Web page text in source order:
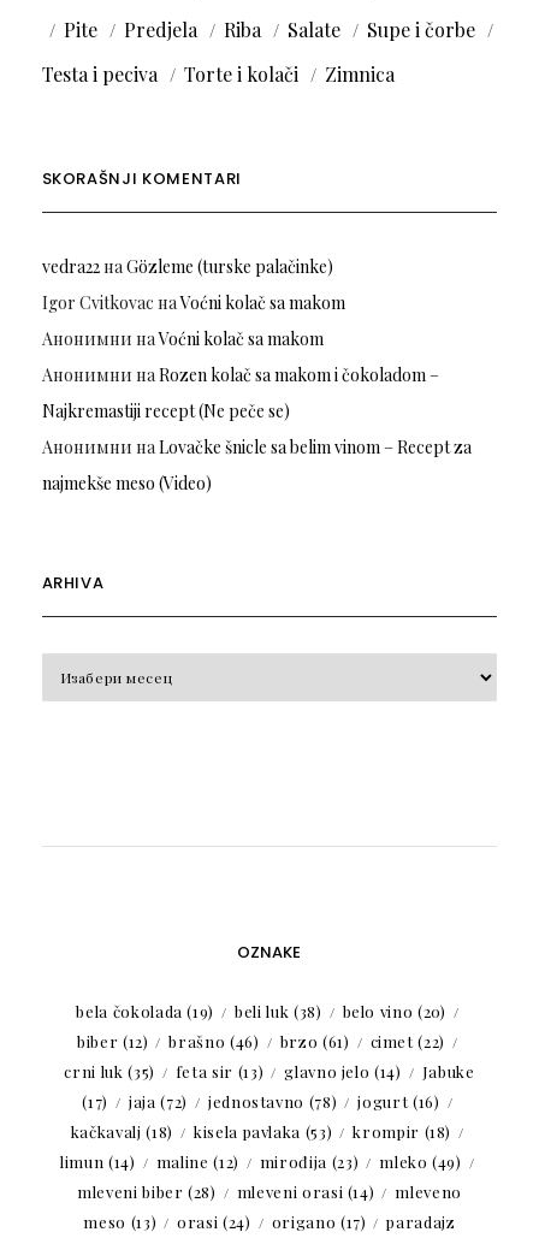
Pite
Predjela Riba Salate
Supe i čorbe
Testa i peciva
Torte i kolači Zimnica
SKORAŠNJI KOMENTARI
vedra22наGözleme (turske palačinke)
Igor Cvitkovac наVoćni kolač sa makom
Анонимни наVoćni kolač sa makom
Анонимни наRozen kolač sa makom i čokoladom –
Najkremastiji recept (Ne peče se)
Анонимни наLovačke šnicle sa belim vinom – Recept za
najmekše meso (Video)
ARHIVA
OZNAKE
bela čokolada (19) beli luk (38) belo vino (20)
biber (12) brašno (46) brzo (61) cimet(22)
crni luk (35) feta sir (13) glavno jelo (14)
Jabuke
(17)
jaja (72) jednostavno (78) jogurt(16)
kačkavalj (18) kisela pavlaka (53) krompir (18)
limun (14) maline (12) mirođija (23) mleko (49)
mleveni biber (28) mleveni orasi (14)
mleveno
meso (13) orasi (24) origano (17)
paradajz